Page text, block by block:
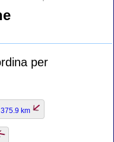
per
375.9 km